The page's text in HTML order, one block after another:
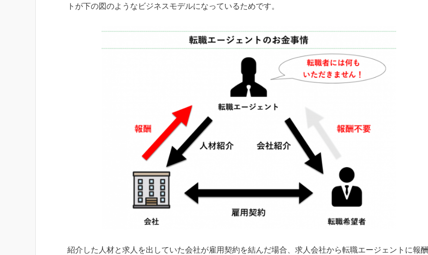
トが下の図のようなビジネスモデルになっているためです。
紹介した人材と求人を出していた会社が雇用契約を結んだ場合、求人会社から転職エージェントに報酬